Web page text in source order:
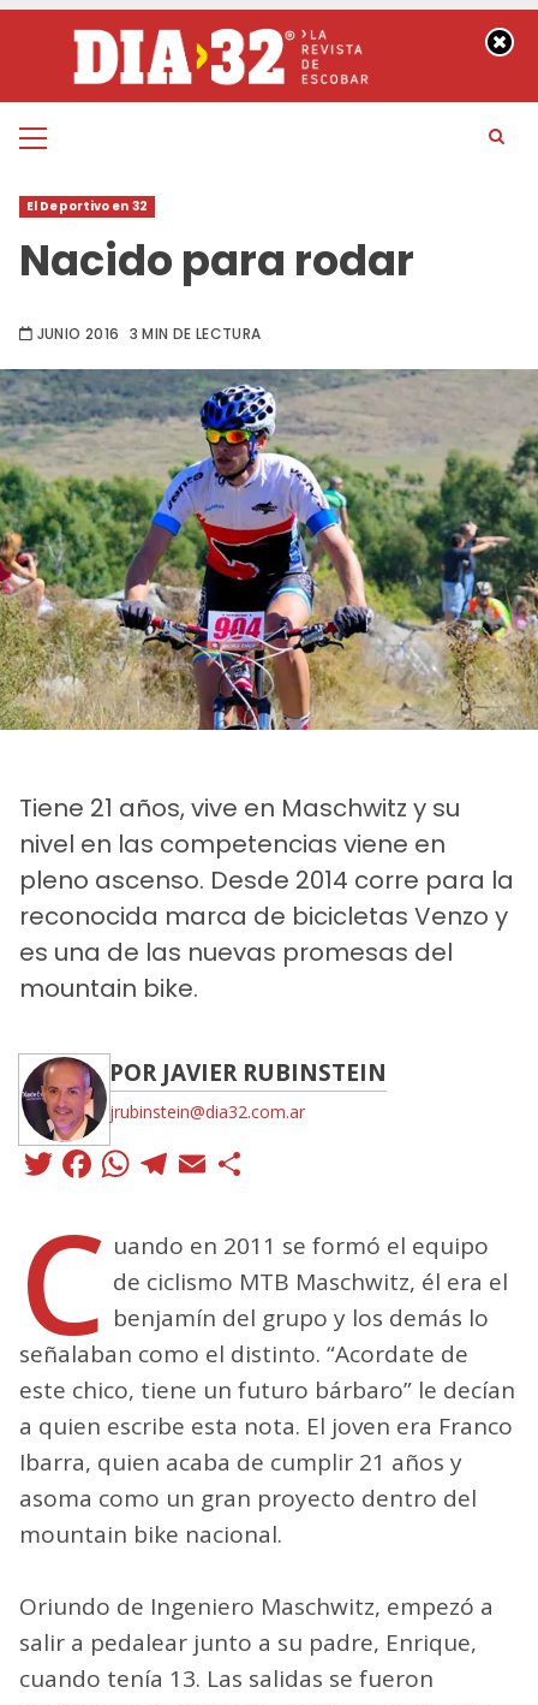
contenido
Menú
El Deportivo en 32
Nacido para rodar
JUNIO 2016 3 MIN DE LECTURA
Tiene 21 años, vive en Maschwitz y su
nivel en las competencias viene en
pleno ascenso. Desde 2014 corre para la
reconocida marca de bicicletas Venzo y
es una de las nuevas promesas del
mountain bike.
POR JAVIER RUBINSTEIN
jrubinstein@dia32.com.ar
Twitter
Facebook
WhatsApp
Telegram
Email
C uando en 2011 se formó el equipo
de ciclismo MTB Maschwitz, él era el
benjamín del grupo y los demás lo
señalaban como el distinto. “Acordate de
este chico, tiene un futuro bárbaro” le decían
a quien escribe esta nota. El joven era Franco
Ibarra, quien acaba de cumplir 21 años y
asoma como un gran proyecto dentro del
mountain bike nacional.
Oriundo de Ingeniero Maschwitz, empezó a
salir a pedalear junto a su padre, Enrique,
cuando tenía 13. Las salidas se fueron